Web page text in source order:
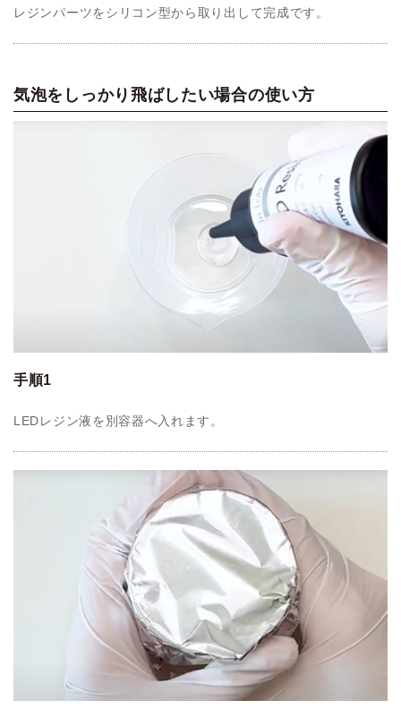
レジンパーツをシリコン型から取り出して完成です。
気泡をしっかり飛ばしたい場合の使い方
手順1
LEDレジン液を別容器へ入れます。